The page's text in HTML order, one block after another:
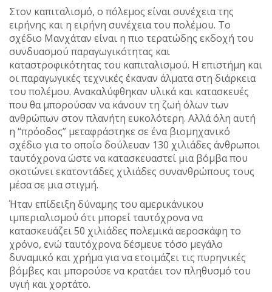
Στον καπιταλισμό, ο πόλεμος είναι συνέχεια της
ειρήνης και η ειρήνη συνέχεια του πολέμου. Το
σχέδιο Μανχάταν είναι η πιο τερατώδης εκδοχή του
συνδυασμού παραγωγικότητας και
καταστροφικότητας του καπιταλισμού. Η επιστήμη και
οι παραγωγικές τεχνικές έκαναν άλματα στη διάρκεια
του πολέμου. Ανακαλύφθηκαν υλικά και κατασκευές
που θα μπορούσαν να κάνουν τη ζωή όλων των
ανθρώπων στον πλανήτη ευκολότερη. Αλλά όλη αυτή
η “πρόοδος” μεταφράστηκε σε ένα βιομηχανικό
σχέδιο για το οποίο δούλευαν 130 χιλιάδες άνθρωποι
ταυτόχρονα ώστε να κατασκευαστεί μια βόμβα που
σκοτώνει εκατοντάδες χιλιάδες συνανθρώπους τους
μέσα σε μια στιγμή.
Ήταν επίδειξη δύναμης του αμερικάνικου
ιμπεριαλισμού ότι μπορεί ταυτόχρονα να
κατασκευάζει 50 χιλιάδες πολεμικά αεροσκάφη το
χρόνο, ενώ ταυτόχρονα δέσμευε τόσο μεγάλο
δυναμικό και χρήμα για να ετοιμάζει τις πυρηνικές
βόμβες και μπορούσε να κρατάει τον πληθυσμό του
υγιή και χορτάτο.